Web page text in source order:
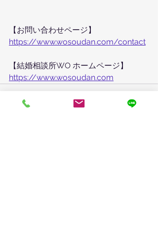
【お問い合わせページ】
https://www.wosoudan.com/contact
【結婚相談所WO ホームページ】
https://www.wosoudan.com